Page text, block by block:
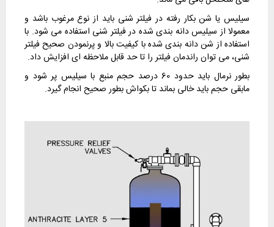
سیلیس یا شن بکار رفته در فیلتر شنی باید از نوع مرغوب باشد و
معمولا از سیلیس دانه بندی شده در فیلتر شنی استفاده می شود. با
استفاده از شن دانه بندی شده با کیفیت بالا و پرنمودن صحیح فیلتر
شنی، می توان راندمان فیلتر را تا حد قابل ملاحظه ای افزایش داد.
بطور نرمال باید حدود 60 درصد حجم منبع با سیلیس پر شود و
مابقی حجم باید خالی بماند تا بکواش بطور صحیح انجام گیرد.